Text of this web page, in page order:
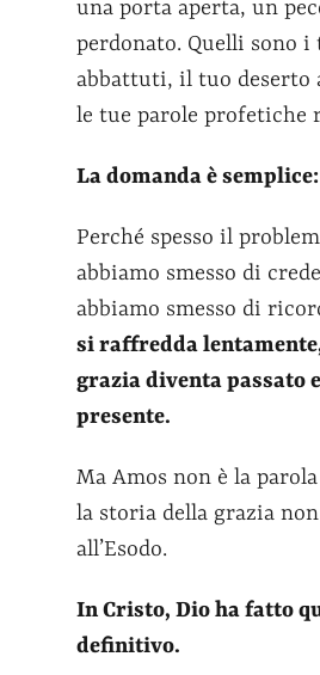
una porta aperta, un
perdonato. Quelli sono
abbattuti, il tuo deserto
le tue parole profetiche
La domanda è
Perché spesso il
abbiamo smesso di
abbiamo smesso di
si raffredda
grazia diventa passato
presente.
Ma Amos non è la
la storia della grazia
all’Esodo.
In Cristo, Dio ha fatto
definitivo.